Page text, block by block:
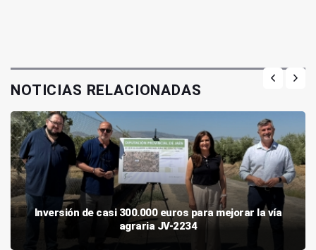
NOTICIAS RELACIONADAS
Inversión de casi 300.000 euros para mejorar la vía
agraria JV-2234